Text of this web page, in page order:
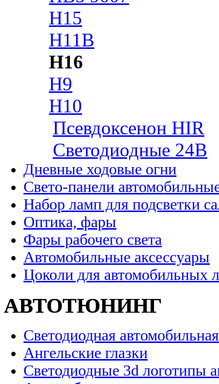
H15
H11B
H16
H9
H10
Псевдоксенон HIR
Cветодиодные 24B
Дневные ходовые огни
Свето-панели
Набор ламп для подсветки
Оптика, фары
Фары рабочего света
Автомобильные аксессуары
Цоколи для автомобильных
АВТОТЮНИНГ
Светодиодная
Ангельские глазки
Светодиодные 3d логотипы